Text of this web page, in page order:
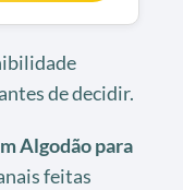
de decidir.
Algodão para
feitas